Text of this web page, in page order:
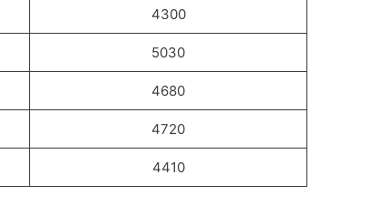
4300
5030
4680
4720
4410